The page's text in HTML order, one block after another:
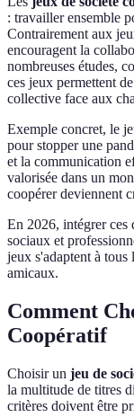
: travailler ensemble
Contrairement aux
encouragent la
nombreuses études,
ces jeux permettent
collective face aux
Exemple concret, le
pour stopper une
et la communication
valorisée dans un
coopérer deviennent
En 2026, intégrer ces
sociaux et
jeux s'adaptent à
amicaux.
Comment
Coopératif
Choisir un jeu de
la multitude de titres
critères doivent être